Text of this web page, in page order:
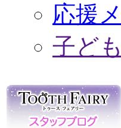
応援
子ど